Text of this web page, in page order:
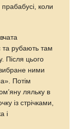
коли
та рубають там
Після цього
ними
Потім
ляльку в
із стрічками,
і